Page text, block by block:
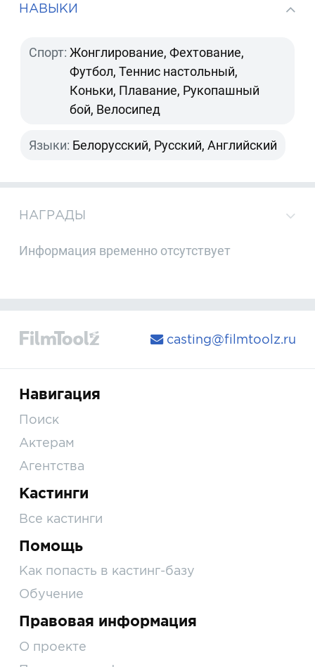
НАВЫКИ
Спорт: Жонглирование, Фехтование,
Футбол, Теннис настольный,
Коньки, Плавание, Рукопашный
бой, Велосипед
Языки: Белорусский, Русский, Английский
НАГРАДЫ
Информация временно отсутствует
casting@filmtoolz.ru
Навигация
Поиск
Актерам
Агентства
Кастинги
Все кастинги
Помощь
Как попасть в кастинг-базу
Обучение
Правовая информация
О проекте